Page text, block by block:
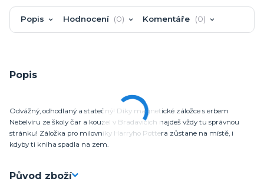
Popis Hodnocení 0 Komentáře 0
Popis
Odvážný, odhodlaný a statečný! Díky magnetické záložce s erbem
Nebelvíru ze školy čar a kouzel v Bradavicích najdeš vždy tu správnou
stránku! Záložka pro milovníky Harryho Pottera zůstane na místě, i
kdyby ti kniha spadla na zem.
Původ zboží